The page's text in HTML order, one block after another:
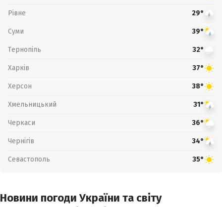
Рівне 29°
Суми 39°
Тернопіль 32°
Харків 37°
Херсон 38°
Хмельницький 31°
Черкаси 36°
Чернігів 34°
Севастополь 35°
Новини погоди України та світу